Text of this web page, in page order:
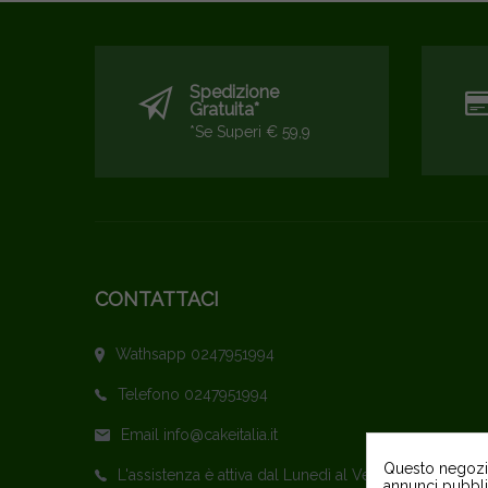
Spedizione
Gratuita*
*se Superi € 59,9
CONTATTACI
Wathsapp 0247951994
Telefono 0247951994
Email info@cakeitalia.it
L'assistenza è attiva dal Lunedì al VenerdìQuesto